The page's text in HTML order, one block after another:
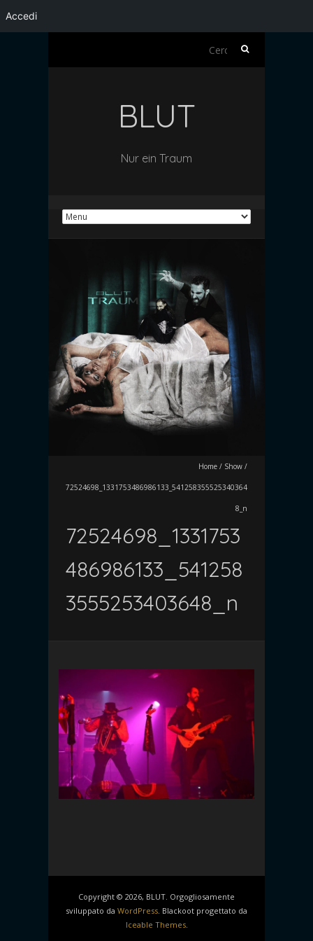
Accedi
Ricerca
BLUT
Nur ein Traum
Home / Show /
72524698_1331753486986133_541258355525340364
8_n
72524698_1331753
486986133_541258
3555253403648_n
Copyright © 2026, BLUT. Orgogliosamente
sviluppato da WordPress. Blackoot progettato da
Iceable Themes.